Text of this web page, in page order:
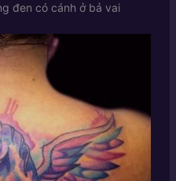
đen có cánh ở bả vai